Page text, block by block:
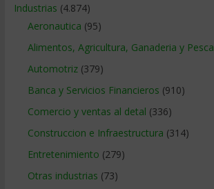
Industrias (4.874)
Aeronautica (95)
Alimentos, Agricultura, Ganaderia y Pesca
Automotriz(379)
Banca y Servicios Financieros (910)
Comercio y ventas al detal (336)
Construccion e Infraestructura (314)
Entretenimiento (279)
Otras industrias (73)